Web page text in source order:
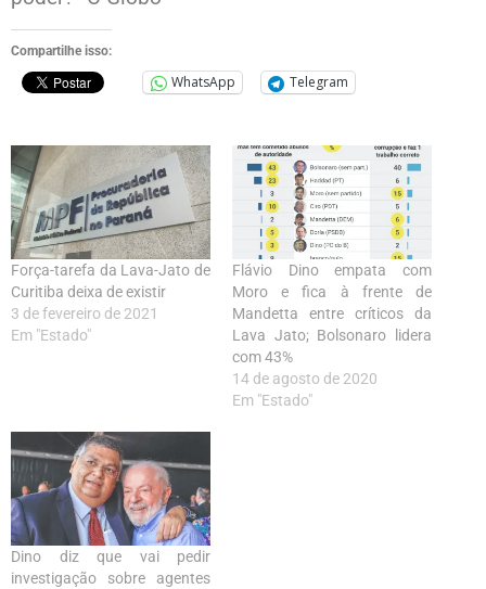
Compartilhe isso:
WhatsApp Telegram
Força-tarefa da Lava-Jato de
Curitiba deixa de existir
3 de fevereiro de 2021
Em "Estado"
Flávio Dino empata com
Moro e fica à frente de
Mandetta entre críticos da
Lava Jato; Bolsonaro lidera
com 43%
14 de agosto de 2020
Em "Estado"
Dino diz que vai pedir
investigação sobre agentes